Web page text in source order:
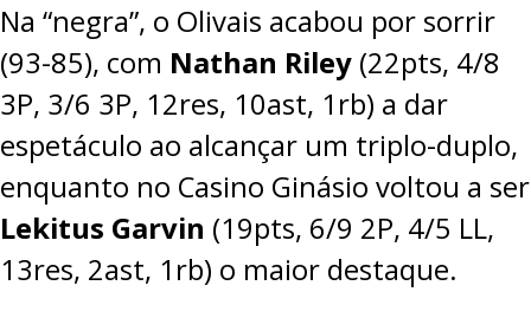
Na “negra”, o Olivais acabou por sorrir
(93-85), com Nathan Riley (22pts, 4/8
3P, 3/6 3P, 12res, 10ast, 1rb) a dar
espetáculo ao alcançar um triplo-duplo,
enquanto no Casino Ginásio voltou a ser
Lekitus Garvin (19pts, 6/9 2P, 4/5 LL,
13res, 2ast, 1rb) o maior destaque.